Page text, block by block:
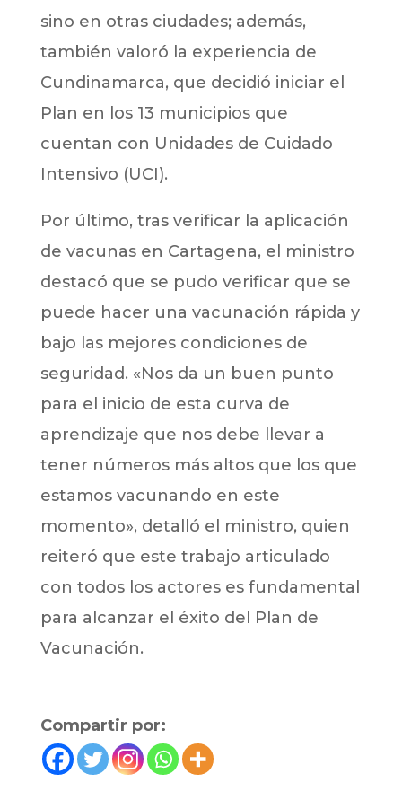
sino en otras ciudades; además,
también valoró la experiencia de
Cundinamarca, que decidió iniciar el
Plan en los 13 municipios que
cuentan con Unidades de Cuidado
Intensivo (UCI).
Por último, tras verificar la aplicación
de vacunas en Cartagena, el ministro
destacó que se pudo verificar que se
puede hacer una vacunación rápida y
bajo las mejores condiciones de
seguridad. «Nos da un buen punto
para el inicio de esta curva de
aprendizaje que nos debe llevar a
tener números más altos que los que
estamos vacunando en este
momento», detalló el ministro, quien
reiteró que este trabajo articulado
con todos los actores es fundamental
para alcanzar el éxito del Plan de
Vacunación.
Compartir por: